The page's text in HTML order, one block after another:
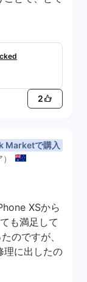
2
Marketで購入
XSから
も満足して
のですが、
理に出したの